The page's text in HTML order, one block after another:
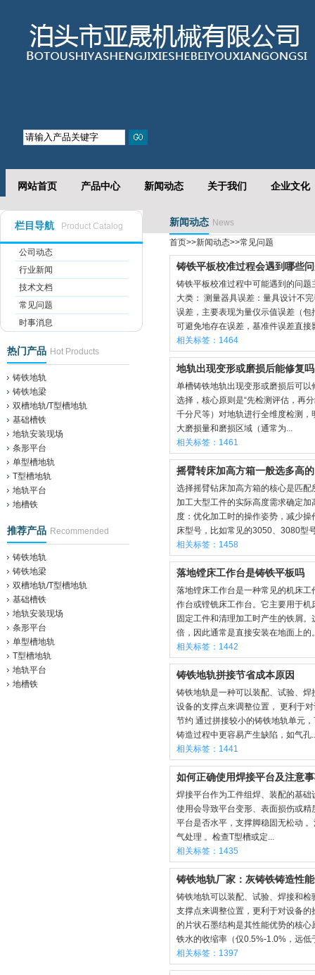
网站首页 产品中心 新闻动态 关于我们 企业文化
栏目导航 Product Catalog
公司动态
行业新闻
技术文档
常见问题
时事消息
热门产品 Hot Products
铸铁地轨
铸铁地梁
双槽地轨/T型槽地轨
基础槽铁
地轨安装现场
条形平台
单型槽地轨
T型槽地轨
地轨平台
地槽铁
推荐产品 Recommended
铸铁地轨
铸铁地梁
双槽地轨/T型槽地轨
基础槽铁
地轨安装现场
条形平台
单型槽地轨
T型槽地轨
地轨平台
地槽铁
新闻动态 News
首页>>新闻动态>>常见问题
铸铁平板校准过程会遇到哪些
铸铁平板校准过程中可能遇到的问
大类： 测量器具误差：量具设计不
误差，主要表现为量仪示值误差（
可避免地存在误差，基准件误差直接
相关标签：1464
地轨出现变形或磨损后能修复
单槽铸铁地轨出现变形或磨损后可
选择，核心原则是“先检测评估，再
千分尺等）对地轨进行全维度检测
大磨损量和磨损区域（通常为...
相关标签：1461
摇臂转床加高方箱一般选多高
选择摇臂钻床加高方箱的核心是匹
加工大型工件的实际高度需求确定
度：优化加工时的操作姿势，减少
床型号，比如常见的3050、3080型
相关标签：1458
落地镗床工作台是铸铁平板吗
落地镗床工作台是一种常见的机床
作台或镗铣床工作台。它主要用于
固定工件和清理加工时产生的铁屑
倍，因此通常是直接安装在地面上的
相关标签：1442
铸铁地轨拼接节省成本原因
铸铁地轨是一种可以装配、试验、
设备的支撑点来调整位置， 更利于
节约 通过拼接较小的铸铁地轨单元
铸造过程中更容易产生缺陷，如气孔
相关标签：1441
如何正确使用焊接平台及注意
焊接平台作为工件组焊、装配的基
使用会导致平台变形、表面损伤或
平台是否水平，支撑脚稳固无松动
气处理 。检查T型槽或定...
相关标签：1435
铸铁地轨厂家：灰铸铁铸造性
铸铁地轨可以装配、试验、焊接和
支撑点来调整位置，更利于对设备
的片状石墨结构是其性能优势的核
铁水的收缩率（仅0.5%-1.0%，远低
相关标签：1397